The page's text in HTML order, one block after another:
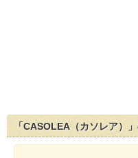
「CASOLEA（カソレア）